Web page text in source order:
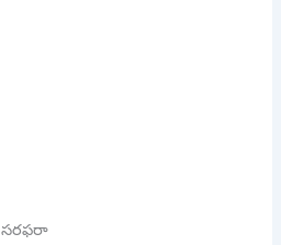
సరఫరా